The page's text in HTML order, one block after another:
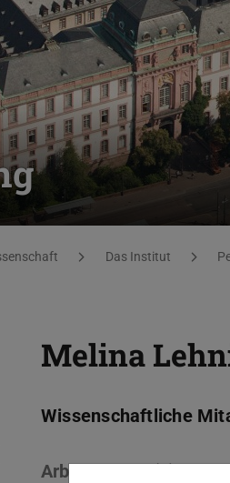
Das Institut
Melina
Wissenschaftliche
Arbeitsgebiet(e)